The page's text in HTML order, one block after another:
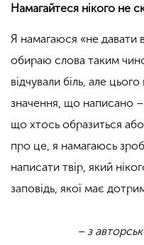
Намагайтеся нікого не
Я намагаюся «не давати
обираю слова таким
відчували біль, але
значення, що написано
що хтось образиться
про це, я намагаюсь
написати твір, який
заповідь, якої має
– з